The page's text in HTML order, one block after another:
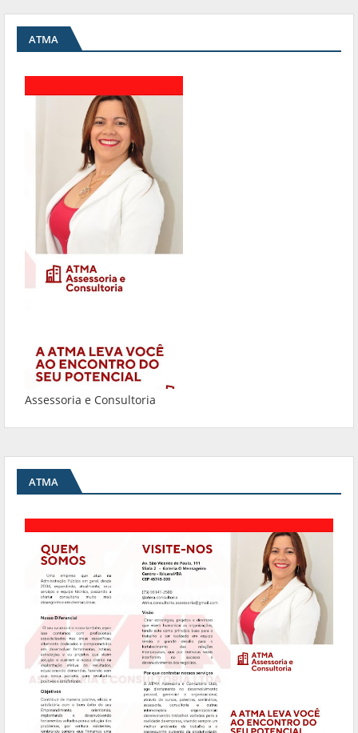
ATMA
Assessoria e Consultoria
ATMA